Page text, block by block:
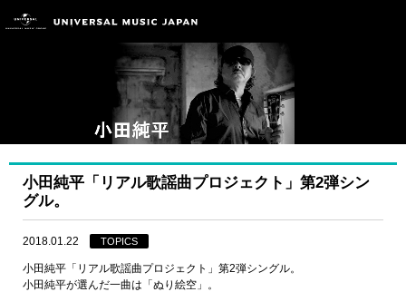
小田純平「リアル歌謡曲プロジェクト」第2弾シン
グル。
2018.01.22 TOPICS
小田純平「リアル歌謡曲プロジェクト」第2弾シングル。
小田純平が選んだ一曲は「ぬり絵空」。